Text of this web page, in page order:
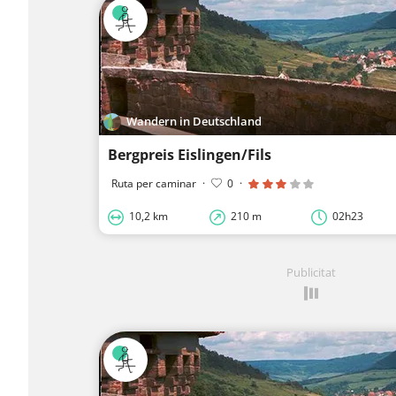
Wandern in Deutschland
Bergpreis Eislingen/Fils
Ruta per caminar · 0 ·
10,2 km 210 m 02h23
Publicitat